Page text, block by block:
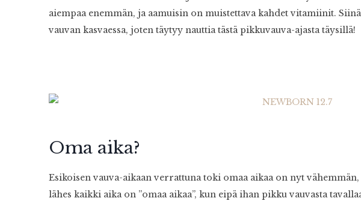
aiempaa enemmän, ja aamuisin on muistettava kahdet vitamiinit.
vauvan kasvaessa, joten täytyy nauttia tästä pikkuvauva-ajasta täysillä!
Oma aika?
Esikoisen vauva-aikaan verrattuna toki omaa aikaa on nyt
lähes kaikki aika on ”omaa aikaa”, kun eipä ihan pikku vauvasta